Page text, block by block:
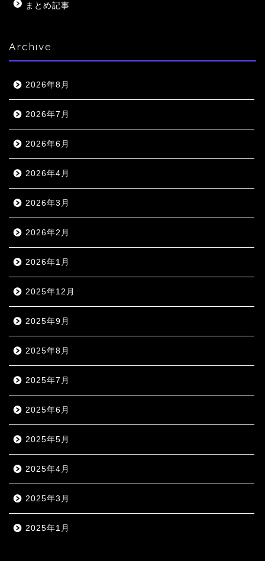
まとめ記事
Archive
2026年8月
2026年7月
2026年6月
2026年4月
2026年3月
2026年2月
2026年1月
2025年12月
2025年9月
2025年8月
2025年7月
2025年6月
2025年5月
2025年4月
2025年3月
2025年1月